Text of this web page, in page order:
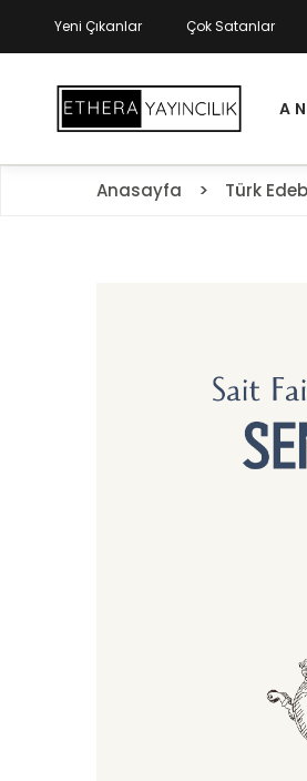
Yeni Çıkanlar Çok Satanlar
Anasayfa Türk